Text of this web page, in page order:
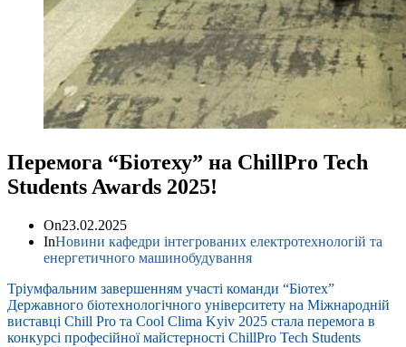
Перемога “Біотеху” на ChillPro Tech
Students Awards 2025!
On23.02.2025
InНовини кафедри інтегрованих електротехнологій та
енергетичного машинобудування
Тріумфальним завершенням участі команди “Біотех”
Державного біотехнологічного університету на Міжнародній
виставці Chill Pro та Cool Clima Kyiv 2025 стала перемога в
конкурсі професійної майстерності ChillPro Tech Students